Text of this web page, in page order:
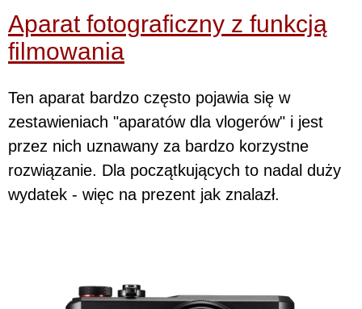
Aparat fotograficzny z funkcją
filmowania
Ten aparat bardzo często pojawia się w
zestawieniach "aparatów dla vlogerów" i jest
przez nich uznawany za bardzo korzystne
rozwiązanie. Dla początkujących to nadal duży
wydatek - więc na prezent jak znalazł.